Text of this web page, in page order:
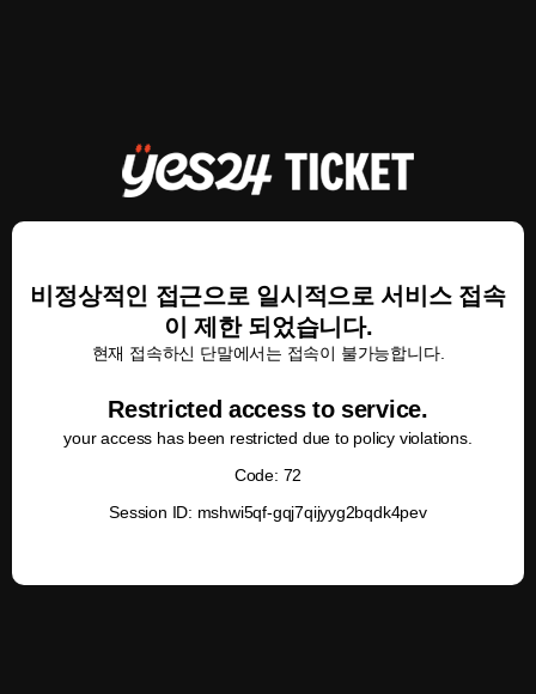
비정상적인 접근으로 일시적으로 서비스 접속
이 제한 되었습니다.
현재 접속하신 단말에서는 접속이 불가능합니다.
Restricted access to service.
your access has been restricted due to policy violations.
Code: 72
Session ID: mshwi5qf-gqj7qijyyg2bqdk4pev